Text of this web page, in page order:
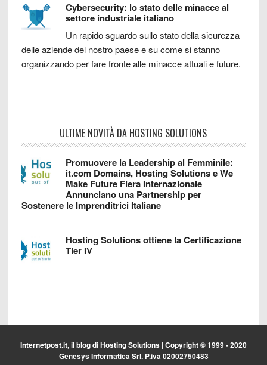
Cybersecurity: lo stato delle minacce al
settore industriale italiano
Un rapido sguardo sullo stato della sicurezza
delle aziende del nostro paese e su come si stanno
organizzando per fare fronte alle minacce attuali e future.
ULTIME NOVITÀ DA HOSTING SOLUTIONS
Promuovere la Leadership al Femminile:
it.com Domains, Hosting Solutions e We
Make Future Fiera Internazionale
Annunciano una Partnership per
Sostenere le Imprenditrici Italiane
Hosting Solutions ottiene la Certificazione
Tier IV
Internetpost.it, il blog diHosting Solutions | Copyright © 1999 - 2020
Genesys Informatica Srl. P.iva 02002750483